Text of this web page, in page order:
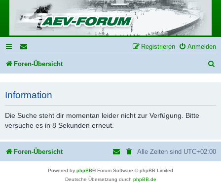
Anmelden
Registrieren
Foren-Übersicht
h
Information
Die Suche steht dir momentan leider nicht zur Verfügung. Bitte
versuche es in 8 Sekunden erneut.
Foren-Übersicht Alle Zeiten sind UTC+02:00
Powered by phpBB® Forum Software © phpBB Limited
Deutsche Übersetzung durch phpBB.de